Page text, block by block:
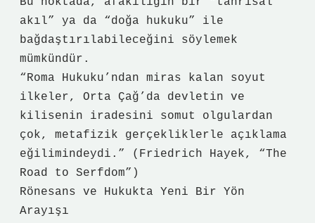
akıl” ya da “doğa hukuku” ile
bağdaştırılabileceğini söylemek
mümkündür.
“Roma Hukuku’ndan miras kalan soyut
ilkeler, Orta Çağ’da devletin ve
kilisenin iradesini somut olgulardan
çok, metafizik gerçekliklerle açıklama
eğilimindeydi.” (Friedrich Hayek, “The
Road to Serfdom”)
Rönesans ve Hukukta Yeni Bir Yön
Arayışı